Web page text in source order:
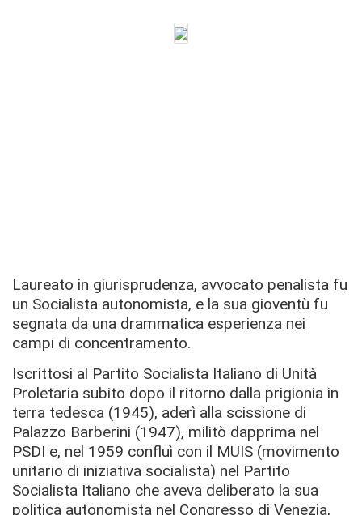
Laureato in giurisprudenza, avvocato penalista fu
un Socialista autonomista, e la sua gioventù fu
segnata da una drammatica esperienza nei
campi di concentramento.
Iscrittosi al Partito Socialista Italiano di Unità
Proletaria subito dopo il ritorno dalla prigionia in
terra tedesca (1945), aderì alla scissione di
Palazzo Barberini (1947), militò dapprima nel
PSDI e, nel 1959 confluì con il MUIS (movimento
unitario di iniziativa socialista) nel Partito
Socialista Italiano che aveva deliberato la sua
politica autonomista nel Congresso di Venezia,